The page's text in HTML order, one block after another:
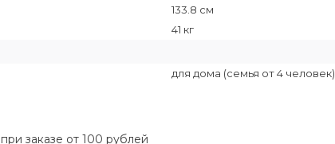
133.8 см
41 кг
для дома (семья от 4 человек)
заказе от 100 рублей